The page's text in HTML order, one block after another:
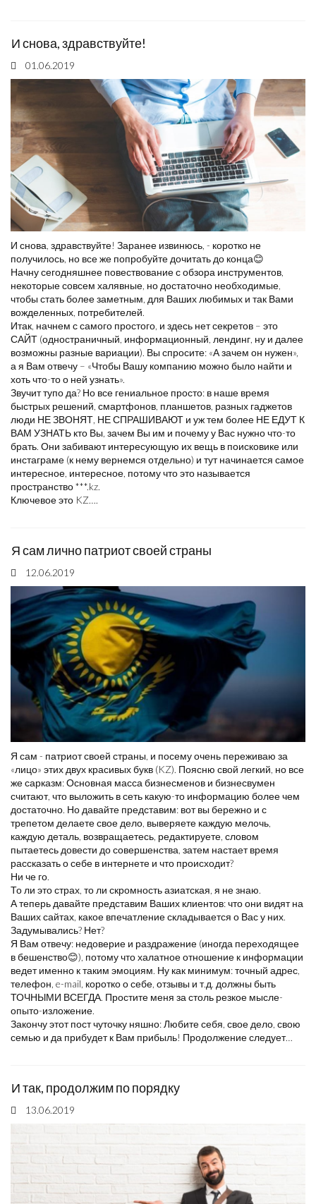
И снова, здравствуйте!
01.06.2019
И снова, здравствуйте! Заранее извинюсь, - коротко не
получилось, но все же попробуйте дочитать до конца😊
Начну сегодняшнее повествование с обзора инструментов,
некоторые совсем халявные, но достаточно необходимые,
чтобы стать более заметным, для Ваших любимых и так Вами
вожделенных, потребителей.
Итак, начнем с самого простого, и здесь нет секретов – это
САЙТ (одностраничный, информационный, лендинг, ну и далее
возможны разные вариации). Вы спросите: «А зачем он нужен»,
а я Вам отвечу – «Чтобы Вашу компанию можно было найти и
хоть что-то о ней узнать».
Звучит тупо да? Но все гениальное просто: в наше время
быстрых решений, смартфонов, планшетов, разных гаджетов
люди НЕ ЗВОНЯТ, НЕ СПРАШИВАЮТ и уж тем более НЕ ЕДУТ К
ВАМ УЗНАТЬ кто Вы, зачем Вы им и почему у Вас нужно что-то
брать. Они забивают интересующую их вещь в поисковике или
инстаграме (к нему вернемся отдельно) и тут начинается самое
интересное, интересное, потому что это называется
пространство ***.kz.
Ключевое это KZ….
Я сам лично патриот своей страны
12.06.2019
Я сам - патриот своей страны, и посему очень переживаю за
«лицо» этих двух красивых букв (KZ). Поясню свой легкий, но все
же сарказм: Основная масса бизнесменов и бизнесвумен
считают, что выложить в сеть какую-то информацию более чем
достаточно. Но давайте представим: вот вы бережно и с
трепетом делаете свое дело, выверяете каждую мелочь,
каждую деталь, возвращаетесь, редактируете, словом
пытаетесь довести до совершенства, затем настает время
рассказать о себе в интернете и что происходит?
Ни че го.
То ли это страх, то ли скромность азиатская, я не знаю.
А теперь давайте представим Ваших клиентов: что они видят на
Ваших сайтах, какое впечатление складывается о Вас у них.
Задумывались? Нет?
Я Вам отвечу: недоверие и раздражение (иногда переходящее
в бешенство😊), потому что халатное отношение к информации
ведет именно к таким эмоциям. Ну как минимум: точный адрес,
телефон, e-mail, коротко о себе, отзывы и т.д. должны быть
ТОЧНЫМИ ВСЕГДА. Простите меня за столь резкое мысле-
опыто-изложение.
Закончу этот пост чуточку няшно: Любите себя, свое дело, свою
семью и да прибудет к Вам прибыль! Продолжение следует…
И так, продолжим по порядку
13.06.2019